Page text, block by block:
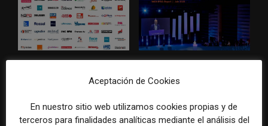
tecnológico de los medios ya
desconexión
principales estrategias de los
consumo
Aceptación de Cookies
En nuestro sitio web utilizamos cookies propias y de
terceros para finalidades analíticas mediante el análisis del